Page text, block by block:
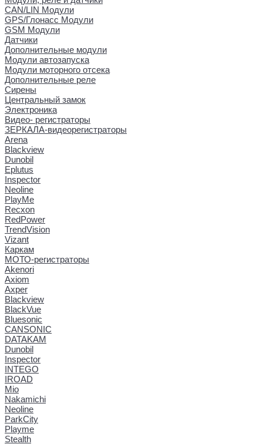
CAN/LIN Модули
GPS/Глонасс Модули
GSM Модули
Датчики
Дополнительные модули
Модули автозапуска
Модули моторного отсека
Дополнительные реле
Сирены
Центральный замок
Электроника
Видео- регистраторы
ЗЕРКАЛА-видеорегистраторы
Arena
Blackview
Dunobil
Eplutus
Inspector
Neoline
PlayMe
Recxon
RedPower
TrendVision
Vizant
Каркам
МОТО-регистраторы
Akenori
Axiom
Axper
Blackview
BlackVue
Bluesonic
CANSONIC
DATAKAM
Dunobil
Inspector
INTEGO
IROAD
Mio
Nakamichi
Neoline
ParkCity
Playme
Stealth